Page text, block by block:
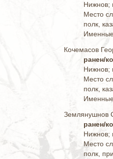
Нижнов;
Место
полк,
Именные
Кочемасов
ранен/
Нижнов;
Место
полк,
Именные
Землянушнов
ранен/
Нижнов;
Место
полк,